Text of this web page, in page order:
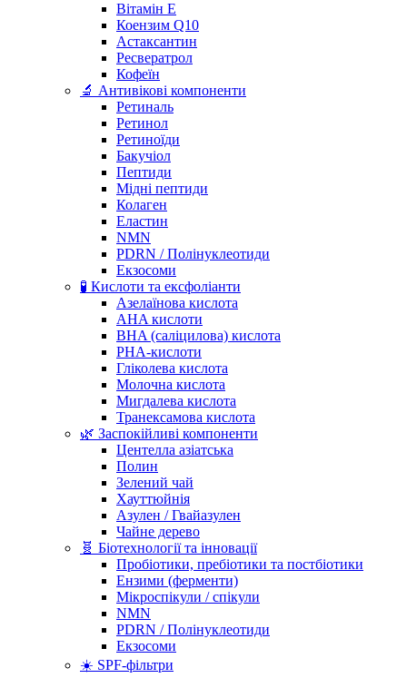
Вітамін Е
Коензим Q10
Астаксантин
Ресвератрол
Кофеїн
🔬 Антивікові компоненти
Ретиналь
Ретинол
Ретиноїди
Бакучіол
Пептиди
Мідні пептиди
Колаген
Еластин
NMN
PDRN / Полінуклеотиди
Екзосоми
🧪 Кислоти та ексфоліанти
Азелаїнова кислота
AHA кислоти
BHA (саліцилова) кислота
PHA-кислоти
Гліколева кислота
Молочна кислота
Мигдалева кислота
Транексамова кислота
🌿 Заспокійливі компоненти
Центелла азіатська
Полин
Зелений чай
Хауттюйнія
Азулен / Гвайазулен
Чайне дерево
🧬 Біотехнології та інновації
Пробіотики, пребіотики та постбіотики
Ензими (ферменти)
Мікроспікули / спікули
NMN
PDRN / Полінуклеотиди
Екзосоми
☀️ SPF-фільтри